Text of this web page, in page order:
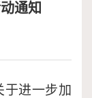
通知
于进一步加